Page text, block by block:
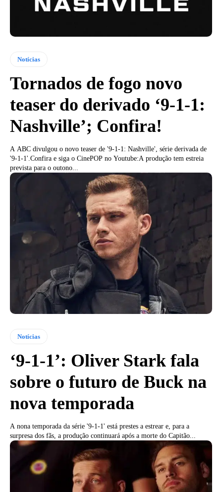
Notícias
Tornados de fogo novo
teaser do derivado ‘9-1-1:
Nashville’; Confira!
A ABC divulgou o novo teaser de '9-1-1: Nashville', série derivada de
'9-1-1'.Confira e siga o CinePOP no Youtube:A produção tem estreia
prevista para o outono...
Notícias
‘9-1-1’: Oliver Stark fala
sobre o futuro de Buck na
nova temporada
A nona temporada da série '9-1-1' está prestes a estrear e, para a
surpresa dos fãs, a produção continuará após a morte do Capitão...